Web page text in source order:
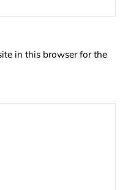
in this browser for the